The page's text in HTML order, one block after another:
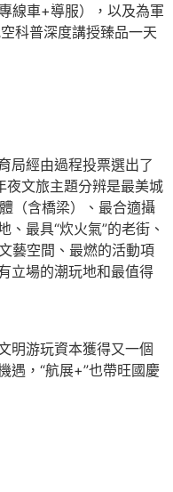
線車+導服），以及為軍
科普深度講授臻品一天
經由過程投票選出了
夜文旅主題分辨是最美城
（含橋梁）、最合適攝
最具“炊火氣”的老街、
藝空間、最燃的活動項
立場的潮玩地和最值得
游玩資本獲得又一個
遇，“航展+”也帶旺國慶